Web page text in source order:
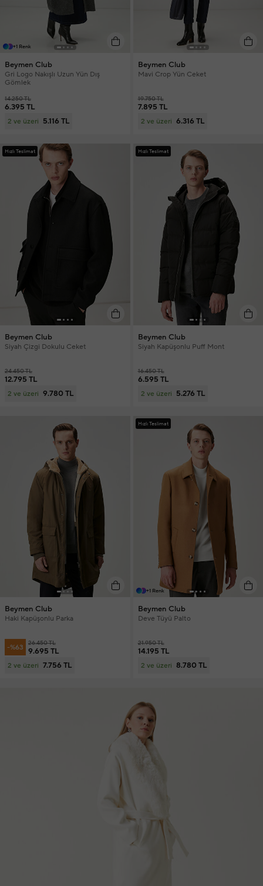
+1 Renk
Beymen Club
Gri Logo Nakışlı Uzun Yün Dış
Gömlek
14.250 TL
6.395 TL
2 ve üzeri 5.116 TL
Beymen Club
Mavi Crop Yün Ceket
19.750 TL
7.895 TL
2 ve üzeri 6.316 TL
Hızlı Teslimat
Beymen Club
Siyah Çizgi Dokulu Ceket
24.450 TL
12.795 TL
2 ve üzeri 9.780 TL
Hızlı Teslimat
Beymen Club
Siyah Kapüşonlu Puff Mont
16.450 TL
6.595 TL
2 ve üzeri 5.276 TL
Beymen Club
Haki Kapüşonlu Parka
-%63 26.450 TL
9.695 TL
2 ve üzeri 7.756 TL
Hızlı Teslimat
+1 Renk
Beymen Club
Deve Tüyü Palto
21.950 TL
14.195 TL
2 ve üzeri 8.780 TL